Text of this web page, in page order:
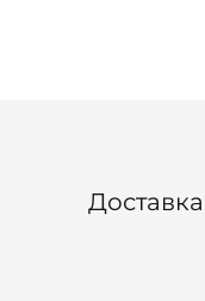
Доставка